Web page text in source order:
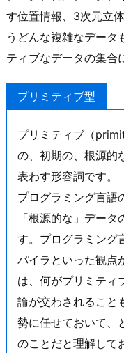
す位置情報、3次元立
うどんな複雑なデータ
ティブなデータの集合
プリミティブ型
プリミティブ（
の、初期の、根源的
表わす形容詞です。
プログラミング言語
「根源的な」デー
す。プログラミング
パイラといった観点
は、何がプリミティ
論が交わされること
勢に任せておいて、
のことだと理解して